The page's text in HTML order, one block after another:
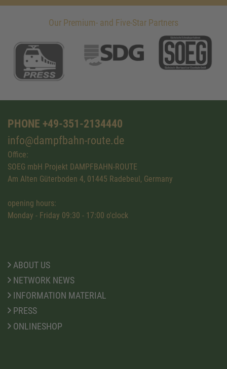
Our Premium- and Five-Star Partners
PHONE +49-351-2134440
info@dampfbahn-route.de
Office:
SOEG mbH Projekt DAMPFBAHN-ROUTE
Am Alten Güterboden 4, 01445 Radebeul, Germany
opening hours:
Monday - Friday 09:30 - 17:00 o'clock
ABOUT US
NETWORK NEWS
INFORMATION MATERIAL
PRESS
ONLINESHOP